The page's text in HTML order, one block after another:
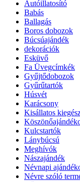
Autóillatosító
Babás
Ballagás
Boros dobozok
Búcsúajándék
dekorációk
Esküvő
Fa Üvegcímkék
Gyűjtődobozok
Gyűrűtartók
Húsvét
Karácsony
Kisállatos
Kulcstartók
Lánybúcsú
Meghívók
Nászajándék
Névnapi
Névre szóló